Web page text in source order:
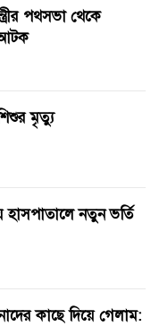
পথসভা থেকে
মৃত্যু
হাসপাতালে নতুন ভর্তি
কাছে দিয়ে গেলাম: